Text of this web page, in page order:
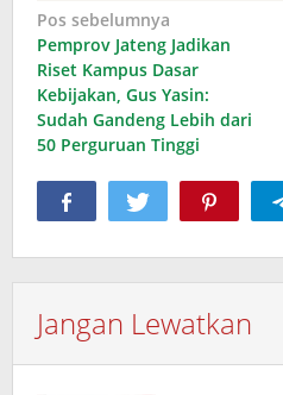
Navigasi
pos
Pos sebelumnya
Pemprov Jateng Jadikan
Riset Kampus Dasar
Kebijakan, Gus Yasin:
Sudah Gandeng Lebih dari
50 Perguruan Tinggi
Jangan Lewatkan